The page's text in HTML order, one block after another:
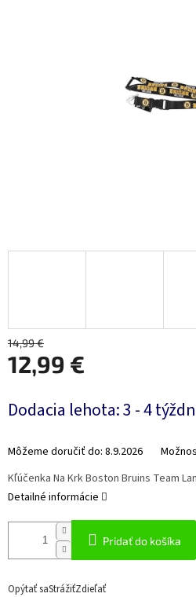
14,99 €
12,99 €
cena:
Dodacia lehota: 3 - 4
Môžeme doručiť do: 8.9.2026
Pridať do košíka
Kľúčenka Na Krk Boston Bruins Team
Detailné informácie
Opýtať saStrážiťZdieľať